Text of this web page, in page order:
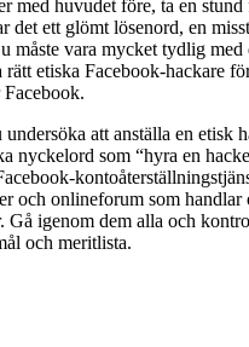
med huvudet före, ta en stund
det ett glömt lösenord, en
måste vara mycket tydlig med
etiska Facebook-hackare
undersöka att anställa en etisk
nyckelord som “hyra en
och onlineforum som handlar
Gå igenom dem alla och
och meritlista.